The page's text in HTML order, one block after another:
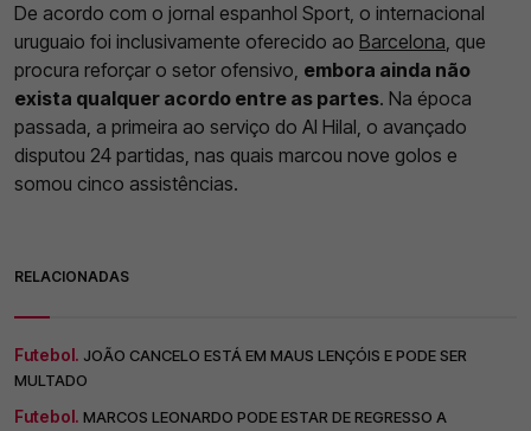
De acordo com o jornal espanhol Sport, o internacional
uruguaio foi inclusivamente oferecido ao Barcelona, que
procura reforçar o setor ofensivo, embora ainda não
exista qualquer acordo entre as partes. Na época
passada, a primeira ao serviço do Al Hilal, o avançado
disputou 24 partidas, nas quais marcou nove golos e
somou cinco assistências.
RELACIONADAS
Futebol. JOÃO CANCELO ESTÁ EM MAUS LENÇÓIS E PODE SER
MULTADO
Futebol. MARCOS LEONARDO PODE ESTAR DE REGRESSO A